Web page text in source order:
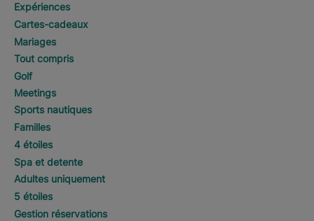
Expériences
Cartes-cadeaux
Mariages
Tout compris
Golf
Meetings
Sports nautiques
Familles
4 étoiles
Spa et detente
Adultes uniquement
5 étoiles
Gestion réservations